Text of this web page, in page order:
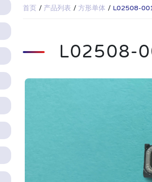
首页 产品列表 方形单体 L02508-
L02508-